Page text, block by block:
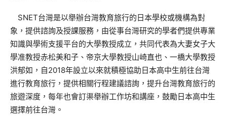
SNET台灣是以舉辦台灣教育旅行的日本學校或機構為對
象，提供諮詢及授課服務，由從事台灣研究的學者們提供專業
知識與學術支援平台的大學教授成立，共同代表為大妻女子大
學准教授赤松美和子、帝京大學教授山崎直也、一橋大學教授
洪郁如，自2018年設立以來就積極協助日本高中生前往台灣
進行教育旅行，提供相關行程建議諮詢，提升台灣教育旅行的
旅遊深度，每年也會訂渠舉辦工作坊和講座，鼓勵日本高中生
選擇前往台灣。